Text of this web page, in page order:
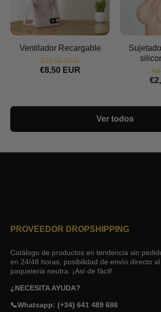
Ventilador Recargable
€11,95 EUR
€8,50 EUR
Ver todos
PROVEEDOR DROPSHIPPING
Catálogo de productos en tendencia sin
en 24/48 horas, posibilidad de envío directo
paqueteria neutra. ¡Así de fácil!
¿NECESITA AYUDA?
📞Whatsapp: (+34) 641 489 686